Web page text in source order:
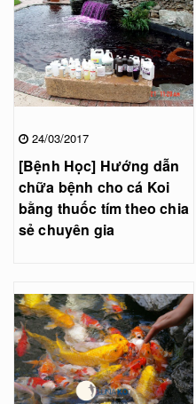
24/03/2017
[Bệnh Học] Hướng dẫn
chữa bệnh cho cá Koi
bằng thuốc tím theo chia
sẻ chuyên gia